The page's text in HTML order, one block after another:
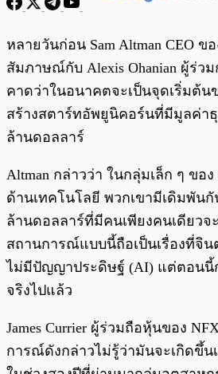
พร้อมเล่น
หลายวันก่อน Sam Altman CEO ข
สัมภาษณ์กับ Alexis Ohanian ผู้ร่วม
คาดว่าในอนาคตจะเป็นจุดเริ่มต้น
สร้างสตาร์ทอัพยูนิคอร์นที่มีมูลค่า
ล้านดอลลาร์
Altman กล่าวว่า ในกลุ่มเล็ก ๆ ขอ
ด้านเทคโนโลยี พวกเขามีเดิมพัน
ล้านดอลลาร์ที่มีคนเพียงคนเดียวจ
สถานการณ์แบบนี้ถือเป็นเรื่องที่จิ
ไม่มีปัญญาประดิษฐ์ (AI) แต่ตอนนี้
จริงไปแล้ว
James Currier ผู้ร่วมถือหุ้นของ
การณ์ดังกล่าวไม่รู้ว่ามันจะเกิดขึ้